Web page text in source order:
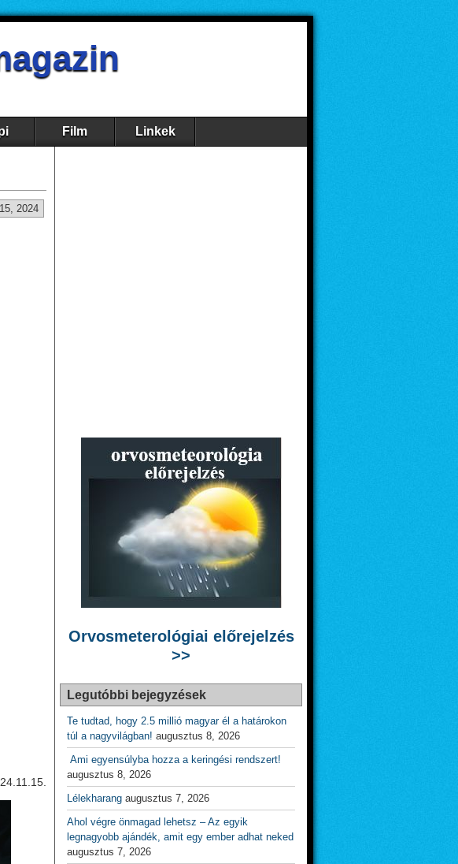
Film Linkek
2024
Orvosmeterológiai előrejelzés
>>
Legutóbbi bejegyzések
Te tudtad, hogy 2.5 millió magyar él a határokon
túl a nagyvilágban! augusztus 8, 2026
Ami egyensúlyba hozza a keringési rendszert!
augusztus 8, 2026
Lélekharang augusztus 7, 2026
Ahol végre önmagad lehetsz – Az egyik
legnagyobb ajándék, amit egy ember adhat neked
augusztus 7, 2026